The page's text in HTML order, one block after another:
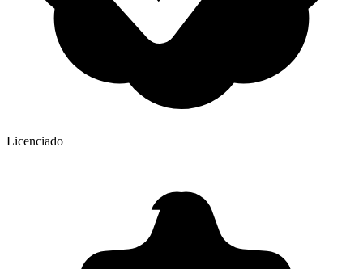
Licenciado